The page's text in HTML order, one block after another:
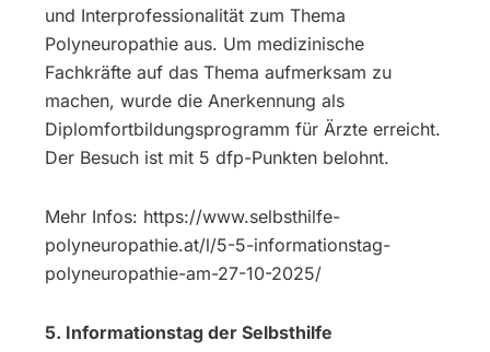
und Interprofessionalität zum Thema
Polyneuropathie aus. Um medizinische
Fachkräfte auf das Thema aufmerksam zu
machen, wurde die Anerkennung als
Diplomfortbildungsprogramm für Ärzte erreicht.
Der Besuch ist mit 5 dfp-Punkten belohnt.
Mehr Infos: https://www.selbsthilfe-
polyneuropathie.at/l/5-5-informationstag-
polyneuropathie-am-27-10-2025/
5. Informationstag der Selbsthilfe